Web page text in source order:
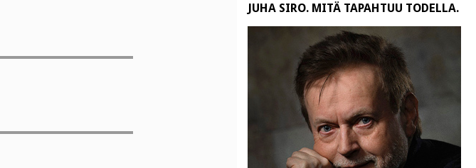
JUHA SIRO. MITÄ TAPAHTUU TODELLA.